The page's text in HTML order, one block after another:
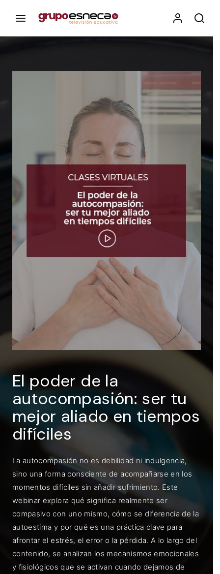
El poder de la
autocompasión: ser tu
mejor aliado en tiempos
difíciles
La autocompasión no es debilidad ni indulgencia,
sino una forma consciente de acompañarse en los
momentos difíciles sin añadir sufrimiento. Este
webinar explora qué significa realmente ser
compasivo con uno mismo, cómo se diferencia de la
autoestima y por qué es una práctica clave para
afrontar el estrés, el error o la pérdida. A lo largo del
contenido, se analizan los mecanismos emocionales
y fisiológicos que se activan cuando dejamos de
Esneca TV
Iniciar Sesión
Para iniciar sesión debes introducir el
para acceder al campus virtual:
https://elcampusonline.com
Dirección de correo electrónico
ENTRAR